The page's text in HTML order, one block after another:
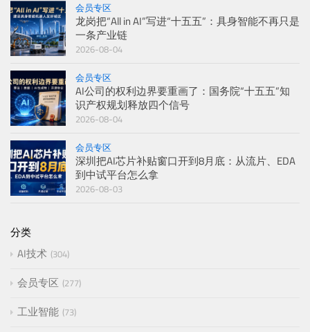
会员专区
龙岗把“All in AI”写进“十五五”：具身智能不再只是
一条产业链
2026-08-04
会员专区
AI公司的权利边界要重画了：国务院“十五五”知
识产权规划释放四个信号
2026-08-04
会员专区
深圳把AI芯片补贴窗口开到8月底：从流片、EDA
到中试平台怎么拿
2026-08-03
分类
AI技术 304
会员专区 277
工业智能 73